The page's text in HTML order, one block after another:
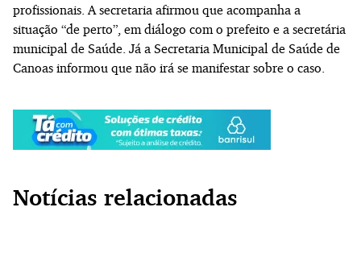
profissionais. A secretaria afirmou que acompanha a
situação “de perto”, em diálogo com o prefeito e a secretária
municipal de Saúde. Já a Secretaria Municipal de Saúde de
Canoas informou que não irá se manifestar sobre o caso.
Notícias relacionadas